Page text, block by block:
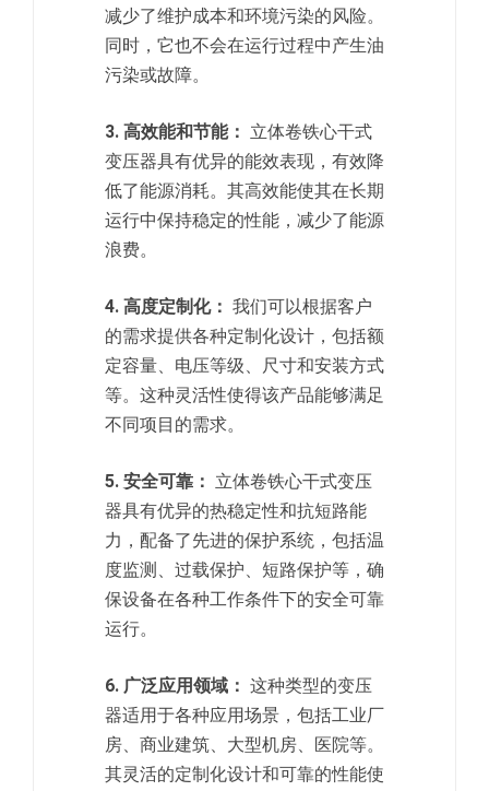
减少了维护成本和环境污染的风险。
同时，它也不会在运行过程中产生油
污染或故障。
3. 高效能和节能： 立体卷铁心干式
变压器具有优异的能效表现，有效降
低了能源消耗。其高效能使其在长期
运行中保持稳定的性能，减少了能源
浪费。
4. 高度定制化： 我们可以根据客户
的需求提供各种定制化设计，包括额
定容量、电压等级、尺寸和安装方式
等。这种灵活性使得该产品能够满足
不同项目的需求。
5. 安全可靠： 立体卷铁心干式变压
器具有优异的热稳定性和抗短路能
力，配备了先进的保护系统，包括温
度监测、过载保护、短路保护等，确
保设备在各种工作条件下的安全可靠
运行。
6. 广泛应用领域： 这种类型的变压
器适用于各种应用场景，包括工业厂
房、商业建筑、大型机房、医院等。
其灵活的定制化设计和可靠的性能使